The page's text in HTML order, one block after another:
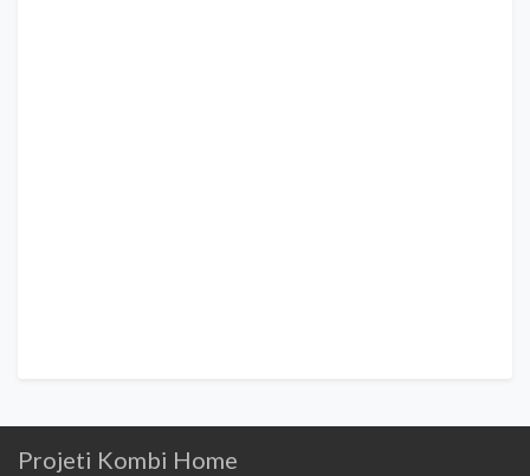
Projeti Kombi Home